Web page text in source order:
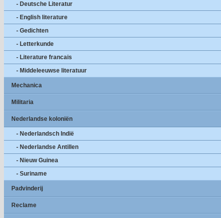
- Deutsche Literatur
- English literature
- Gedichten
- Letterkunde
- Literature francais
- Middeleeuwse literatuur
Mechanica
Militaria
Nederlandse koloniën
- Nederlandsch Indië
- Nederlandse Antillen
- Nieuw Guinea
- Suriname
Padvinderij
Reclame